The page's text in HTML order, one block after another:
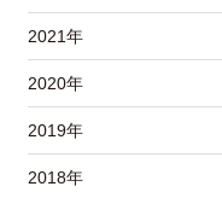
2021年
2020年
2019年
2018年